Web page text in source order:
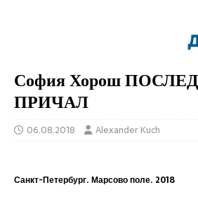
София Хорош
ПРИЧАЛ
06.08.2018 Alexander Kuch
Санкт-Петербург. Марсово поле. 2018